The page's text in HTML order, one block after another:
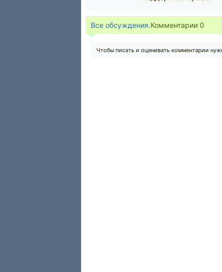
Все обсуждения.Комментарии 0
Чтобы писать и оценивать комментарии